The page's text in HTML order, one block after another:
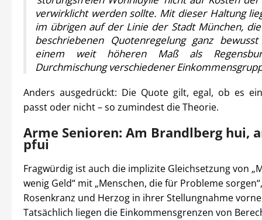
verwirklicht werden sollte. Mit dieser Haltung
im übrigen auf der Linie der Stadt München,
beschriebenen Quotenregelung ganz
einem weit höheren Maß als
Durchmischung verschiedener
Anders ausgedrückt: Die Quote gilt, egal, ob es
passt oder nicht – so zumindest die Theorie.
Arme Senioren: Am Brandlberg hui,
pfui
Fragwürdig ist auch die implizite Gleichsetzung von
wenig Geld“ mit „Menschen, die für Probleme
Rosenkranz und Herzog in ihrer Stellungnahme
Tatsächlich liegen die Einkommensgrenzen von